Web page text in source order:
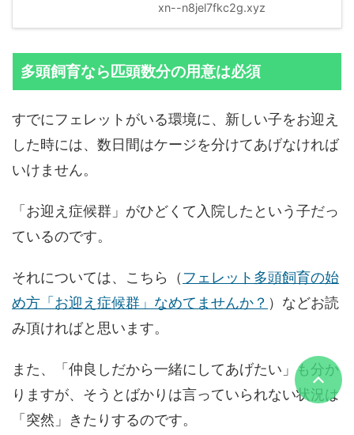
xn--n8jel7fkc2g.xyz
多頭飼育なら匹頭数分の用意は必須
すでにフェレットがいる環境に、新しい子をお迎え
した時には、数日間はケージを分けてあげなければ
いけません。
「お迎え症候群」がひどくて入院したという子だっ
ているのです。
それについては、こちら（ フェレット多頭飼育の始
め方「お迎え症候群」なめてませんか？ ）などお読
み頂ければと思います。
また、「仲良しだから一緒にしてあげたい」も分か
りますが、そうとばかりは言っていられない状況は
「突然」きたりするのです。